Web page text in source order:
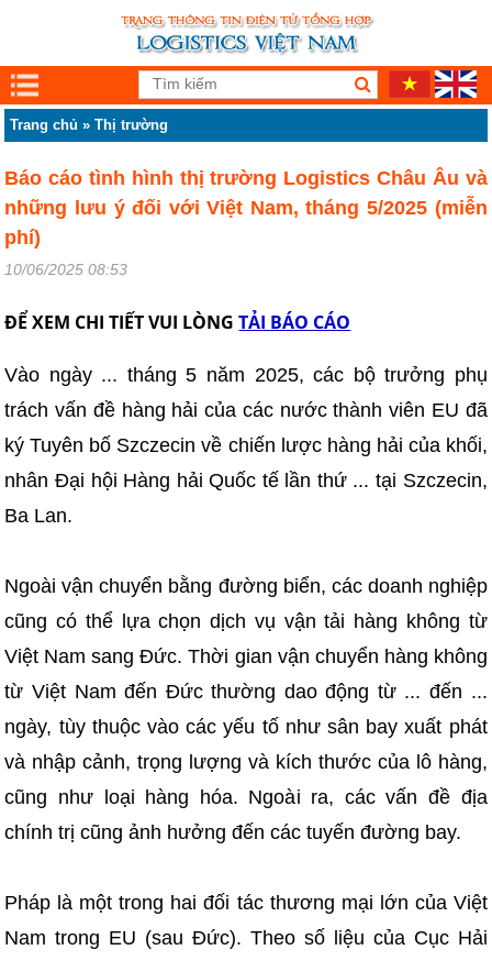
Trang chủ »Thị trường
Báo cáo tình hình thị trường Logistics Châu Âu và
những lưu ý đối với Việt Nam, tháng 5/2025 (miễn
phí)
10/06/2025 08:53
ĐỂ XEM CHI TIẾT VUI LÒNGTẢI BÁO CÁO
Vào ngày ... tháng 5 năm 2025, các bộ trưởng phụ
trách vấn đề hàng hải của các nước thành viên EU đã
ký Tuyên bố Szczecin về chiến lược hàng hải của khối,
nhân Đại hội Hàng hải Quốc tế lần thứ ... tại Szczecin,
Ba Lan.
Ngoài vận chuyển bằng đường biển, các doanh nghiệp
cũng có thể lựa chọn dịch vụ vận tải hàng không từ
Việt Nam sang Đức. Thời gian vận chuyển hàng không
từ Việt Nam đến Đức thường dao động từ ... đến ...
ngày, tùy thuộc vào các yếu tố như sân bay xuất phát
và nhập cảnh, trọng lượng và kích thước của lô hàng,
cũng như loại hàng hóa. Ngoài ra, các vấn đề địa
chính trị cũng ảnh hưởng đến các tuyến đường bay.
Pháp là một trong hai đối tác thương mại lớn của Việt
Nam trong EU (sau Đức). Theo số liệu của Cục Hải